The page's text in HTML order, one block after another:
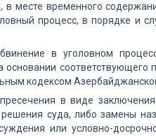
месте временного
процесс, в порядке и
в уголовном
соответствующего
кодексом
в виде
суда, либо замены
или условно-